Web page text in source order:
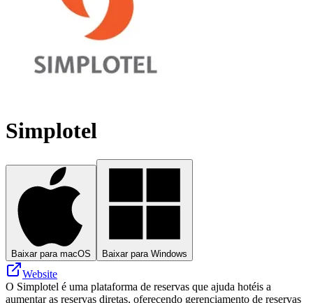
Simplotel
Baixar para macOS Baixar para Windows
Website
O Simplotel é uma plataforma de reservas que ajuda hotéis a
aumentar as reservas diretas, oferecendo gerenciamento de reservas